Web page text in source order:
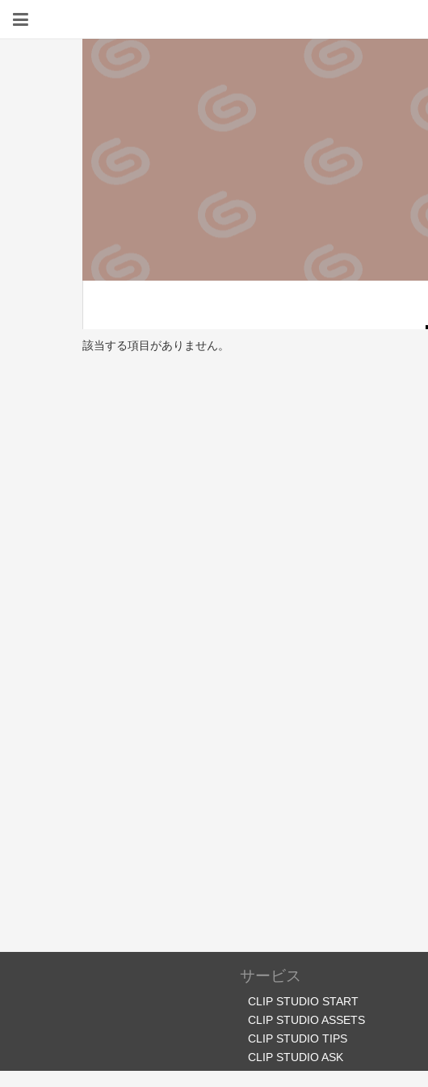
該当する項目がありません。
サービス
CLIP STUDIO START
CLIP STUDIO ASSETS
CLIP STUDIO TIPS
CLIP STUDIO ASK